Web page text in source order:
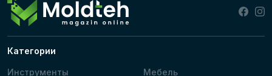
Категории
Инструменты
Мебель